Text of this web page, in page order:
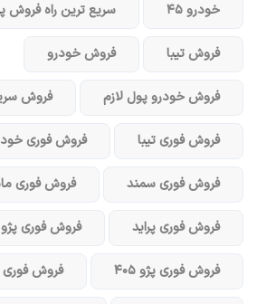
خودرو ۴۵ سریع ترین راه فروش
فروش تیبا فروش خودرو
فروش خودرو پول لازم فروش
فروش فوری تیبا فروش فوری
فروش فوری سمند فروش فوری
فروش فوری پراید فروش فوری
فروش فوری پژو ۴۰۵ فروش فوری ۲۰۶